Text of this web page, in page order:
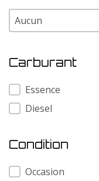
Modele
Modele
Carburant
Carburant
Essence
Diesel
Condition
Condition
Occasion